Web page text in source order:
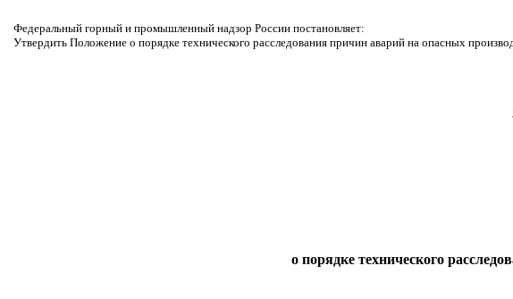
Федеральный горный и промышленный надзор России постановляет:
Утвердить Положение о порядке технического расследования причин аварий на опасных
о порядке технического